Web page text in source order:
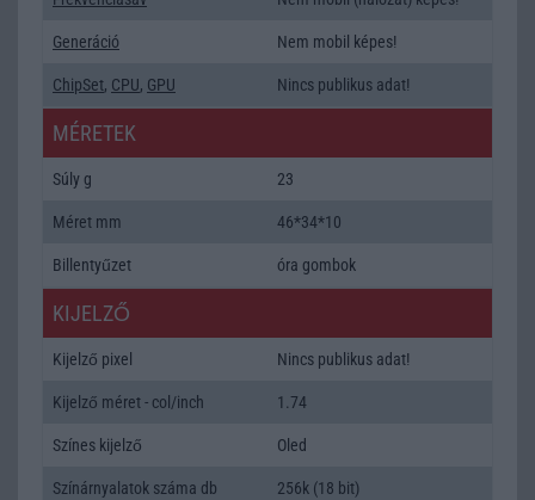
Generáció Nem mobil képes!
ChipSet, CPU, GPU Nincs publikus adat!
MÉRETEK
Súly g 23
Méret mm 46*34*10
Billentyűzet óra gombok
KIJELZŐ
Kijelző pixel Nincs publikus adat!
Kijelző méret - col/inch 1.74
Színes kijelző Oled
Színárnyalatok száma db 256k (18 bit)